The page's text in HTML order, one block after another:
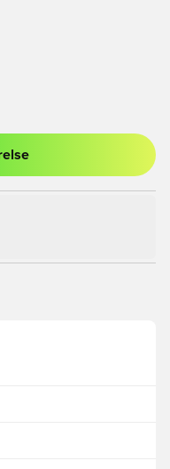
tilmelde dig som medlem